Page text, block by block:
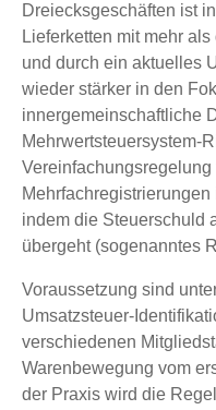
Dreiecksgeschäften ist
Lieferketten mit mehr
und durch ein aktuelles
wieder stärker in den
innergemeinschaftliche
Mehrwertsteuersystem-
indem die Steuerschuld
übergeht (sogenanntes
Voraussetzung sind
Umsatzsteuer-
verschiedenen
Warenbewegung vom
der Praxis wird die